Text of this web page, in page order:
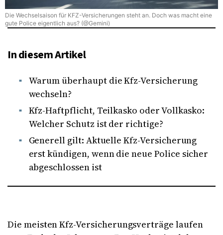
Die Wechselsaison für KFZ-Versicherungen steht an. Doch was macht eine
gute Police eigentlich aus? (@Gemini)
In diesem Artikel
Warum überhaupt die Kfz-Versicherung
wechseln?
Kfz-Haftpflicht, Teilkasko oder Vollkasko:
Welcher Schutz ist der richtige?
Generell gilt: Aktuelle Kfz-Versicherung
erst kündigen, wenn die neue Police sicher
abgeschlossen ist
Die meisten Kfz-Versicherungsverträge laufen